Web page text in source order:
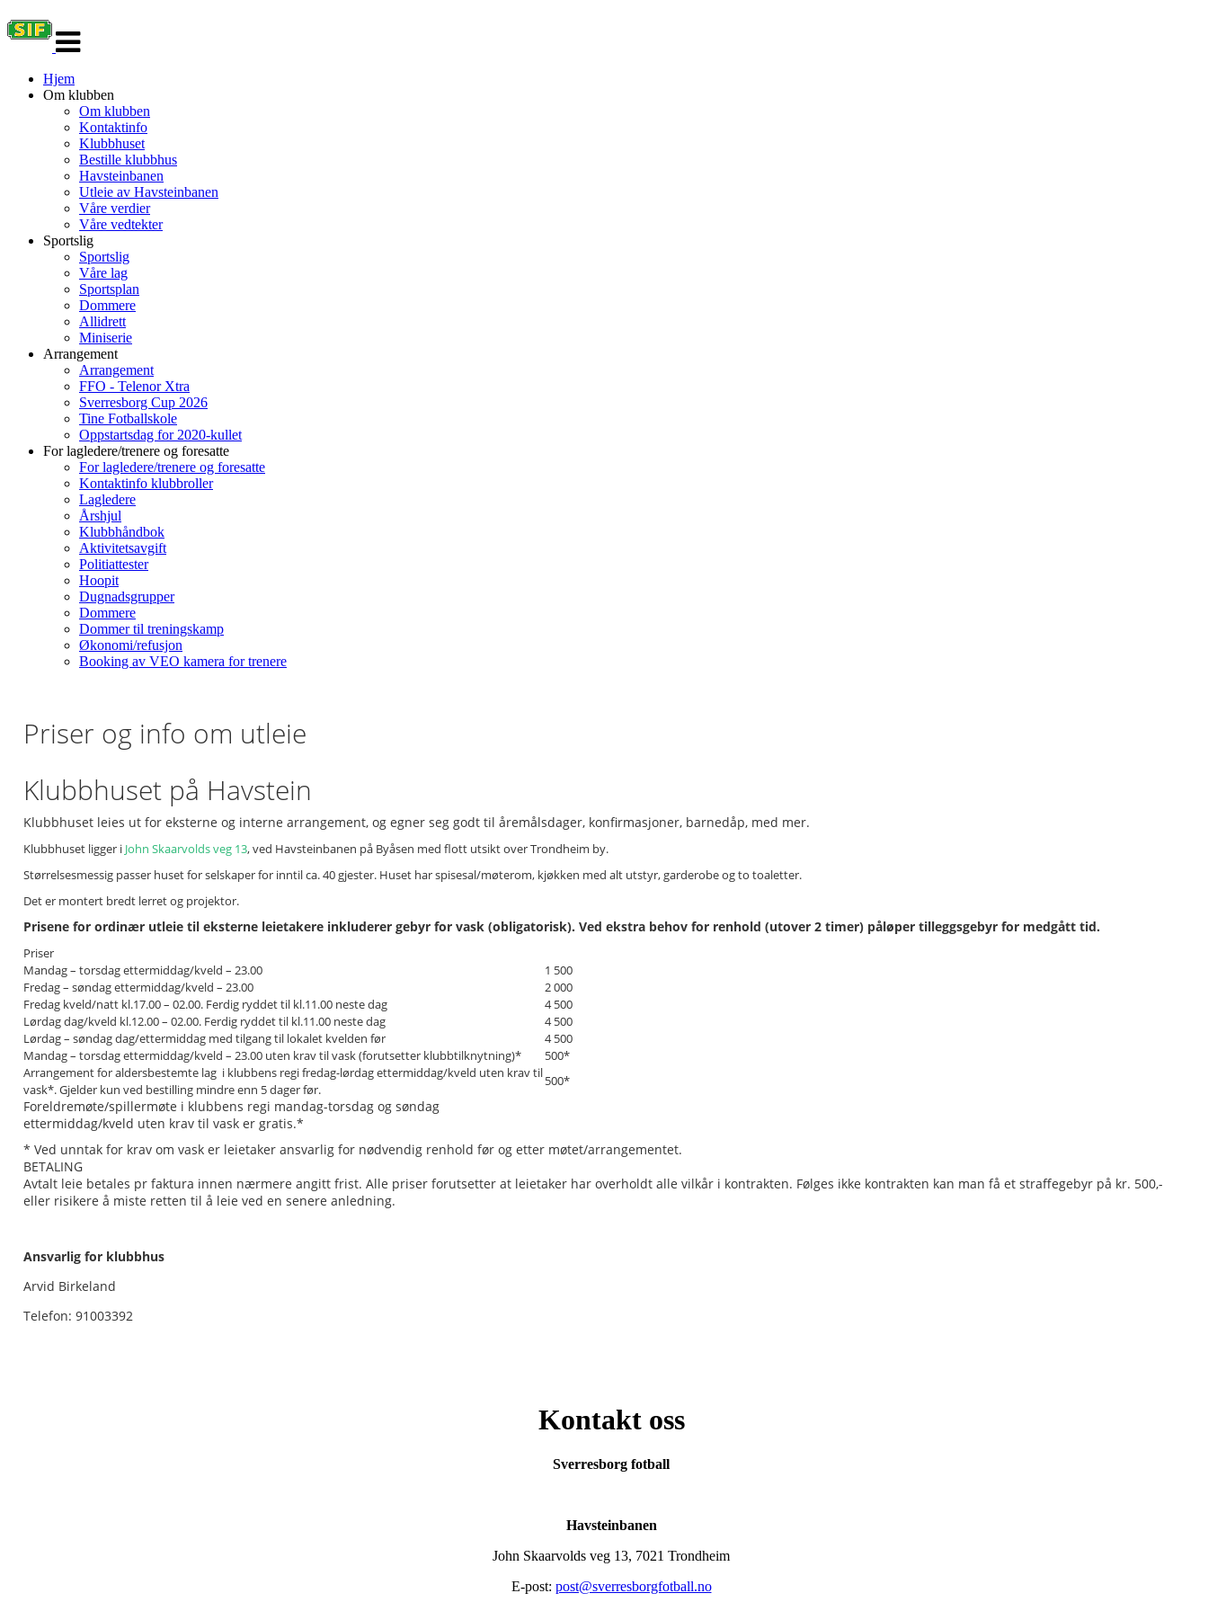
navigasjon
Hjem
Om klubben
Om klubben
Kontaktinfo
Klubbhuset
Bestille klubbhus
Havsteinbanen
Utleie av Havsteinbanen
Våre verdier
Våre vedtekter
Sportslig
Sportslig
Våre lag
Sportsplan
Dommere
Allidrett
Miniserie
Arrangement
Arrangement
FFO - Telenor Xtra
Sverresborg Cup 2026
Tine Fotballskole
Oppstartsdag for 2020-kullet
For lagledere/trenere og foresatte
For lagledere/trenere og foresatte
Kontaktinfo klubbroller
Lagledere
Årshjul
Klubbhåndbok
Aktivitetsavgift
Politiattester
Hoopit
Dugnadsgrupper
Dommere
Dommer til treningskamp
Økonomi/refusjon
Booking av VEO kamera for trenere
Priser og info om utleie
Klubbhuset på Havstein
Klubbhuset leies ut for eksterne og interne arrangement, og egner seg godt til åremålsdager, konfirmasjoner, barnedåp, med mer.
Klubbhuset ligger i John Skaarvolds veg 13, ved Havsteinbanen på Byåsen med flott utsikt over Trondheim by.
Størrelsesmessig passer huset for selskaper for inntil ca. 40 gjester. Huset har spisesal/møterom, kjøkken med alt utstyr, garderobe og to toaletter.
Det er montert bredt lerret og projektor.
Prisene for ordinær utleie til eksterne leietakere inkluderer gebyr for vask (obligatorisk). Ved ekstra behov for renhold (utover 2 timer) påløper tilleggsgebyr for medgått tid.
Priser
Mandag – torsdag ettermiddag/kveld – 23.00
1 500
Fredag – søndag ettermiddag/kveld – 23.00
2 000
Fredag kveld/natt kl.17.00 – 02.00. Ferdig ryddet til kl.11.00 neste dag
4 500
Lørdag dag/kveld kl.12.00 – 02.00. Ferdig ryddet til kl.11.00 neste dag
4 500
Lørdag – søndag dag/ettermiddag med tilgang til lokalet kvelden før
4 500
Mandag – torsdag ettermiddag/kveld – 23.00 uten krav til vask (forutsetter klubbtilknytning)*
500*
Arrangement for aldersbestemte lag i klubbens regi fredag-lørdag ettermiddag/kveld uten krav til
vask*. Gjelder kun ved bestilling mindre enn 5 dager før.
500*
Foreldremøte/spillermøte i klubbens regi mandag-torsdag og søndag
ettermiddag/kveld uten krav til vask er gratis.*
* Ved unntak for krav om vask er leietaker ansvarlig for nødvendig renhold før og etter møtet/arrangementet.
BETALING
Avtalt leie betales pr faktura innen nærmere angitt frist. Alle priser forutsetter at leietaker har overholdt alle vilkår i kontrakten. Følges ikke kontrakten kan man få et straffegebyr på kr. 500,-
eller risikere å miste retten til å leie ved en senere anledning.
Ansvarlig for klubbhus
Arvid Birkeland
Telefon: 91003392
Kontakt oss
Sverresborg fotball
Havsteinbanen
John Skaarvolds veg 13, 7021 Trondheim
E-post: post@sverresborgfotball.no